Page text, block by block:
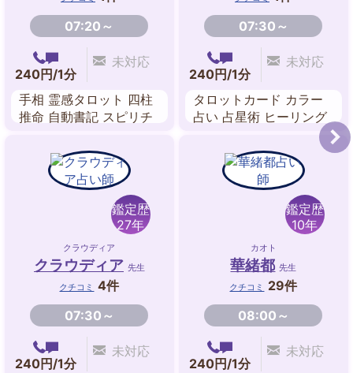
07:20～
240円/1分
未対応
手相 霊感タロット 四柱
推命 自動書記 スピリチ
07:30～
240円/1分
未対応
タロットカード カラー
占い 占星術 ヒーリング
鑑定歴
27年
クラウディア
クラウディア 先生
クチコミ
4件
07:30～
240円/1分
未対応
鑑定歴
10年
カオト
華緒都 先生
クチコミ
29件
08:00～
240円/1分
未対応